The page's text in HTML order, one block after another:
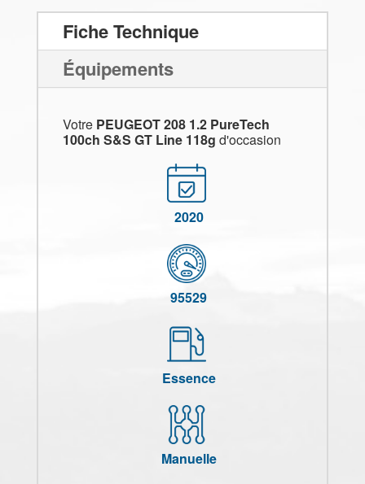
Fiche Technique
Équipements
Votre PEUGEOT 208 1.2 PureTech
100ch S&S GT Line 118g d'occasion
2020
95529
Essence
Manuelle